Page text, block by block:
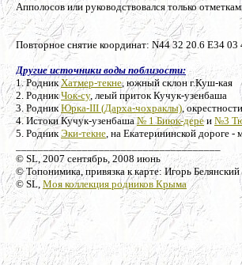
Апполосов или руководствовался только
Повторное снятие координат: N44 32 20.6 E34
Другие источники воды поблизости:
1. РодникХатмер-текне, южный склон г.Куш-кая
2. РодникЧок-су, леый приток Кучук-узенбаша
3. РодникЮрка-III (Дарха-чохраклы),
4. Истоки Кучук-узенбаша№ 1 Биюк-дереи №3
5. РодникЭки-текне, на Екатерининской дороге
_____________________________________
© SL, 2007 сентябрь, 2008 июнь
© Топонимика, привязка к карте: Игорь Белянский
© SL, Моя коллекция родников Крыма